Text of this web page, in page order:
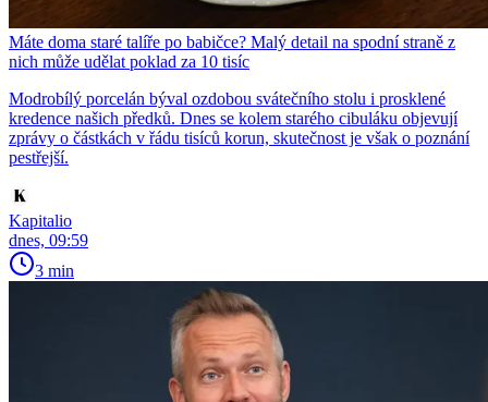
Máte doma staré talíře po babičce? Malý detail na spodní straně z
nich může udělat poklad za 10 tisíc
Modrobílý porcelán býval ozdobou svátečního stolu i prosklené
kredence našich předků. Dnes se kolem starého cibuláku objevují
zprávy o částkách v řádu tisíců korun, skutečnost je však o poznání
pestřejší.
Kapitalio
dnes, 09:59
3 min